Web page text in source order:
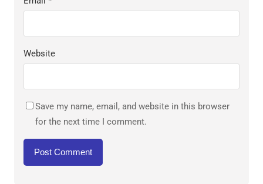
Website
Save my name, email, and website in this browser
for the next time I comment.